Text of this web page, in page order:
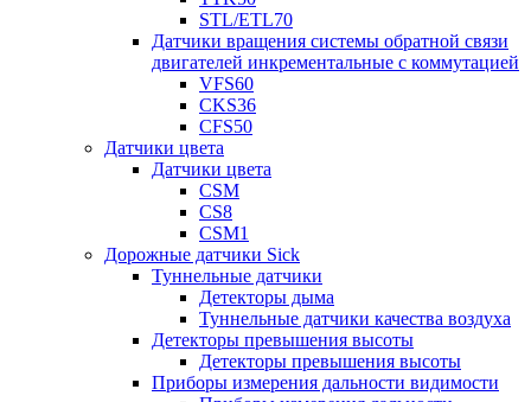
STL/ETL70
Датчики вращения системы обратной связи
двигателей инкрементальные с коммутацией
VFS60
CKS36
CFS50
Датчики цвета
Датчики цвета
CSM
CS8
CSM1
Дорожные датчики Sick
Туннельные датчики
Детекторы дыма
Туннельные датчики качества воздуха
Детекторы превышения высоты
Детекторы превышения высоты
Приборы измерения дальности видимости